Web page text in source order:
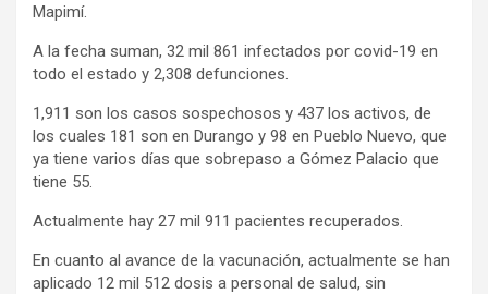
Mapimí.
A la fecha suman, 32 mil 861 infectados por covid-19 en
todo el estado y 2,308 defunciones.
1,911 son los casos sospechosos y 437 los activos, de
los cuales 181 son en Durango y 98 en Pueblo Nuevo, que
ya tiene varios días que sobrepaso a Gómez Palacio que
tiene 55.
Actualmente hay 27 mil 911 pacientes recuperados.
En cuanto al avance de la vacunación, actualmente se han
aplicado 12 mil 512 dosis a personal de salud, sin